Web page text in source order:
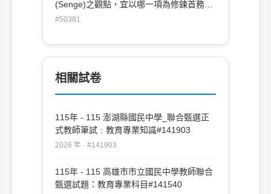
(Senge)之觀點，宜以哪一項為修鍊首務？
(A)共同願景 (B)系統思考 (C)改變心智模式
#50381
相關試卷
115年 - 115 澎湖縣國民中學_聯合甄選正
式教師筆試﹕教育專業知識#141903
2026 年 · #141903
115年 - 115 高雄市市立國民中學教師聯合
甄選試題：教育專業科目#141540